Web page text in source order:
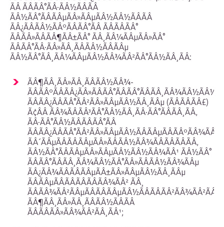
ÃÂ ÃÂÃÂ°ÃÂ·ÃÂ½ÃÂÃÂ
ÃÂ½ÃÂ°ÃÂÃÂµÃÂ»ÃÂµÃÂ½ÃÂ½ÃÂÃÂ
ÃÂ¿ÃÂÃÂ½ÃÂºÃÂÃÂ°ÃÂ ÃÂÃÂÃÂ°
ÃÂÃÂ»ÃÂÃÂ¶ÃÂ±ÃÂ° ÃÂ¸ÃÂ¼ÃÂµÃÂ»ÃÂ°
ÃÂÃÂ°ÃÂ·ÃÂ»ÃÂ¸ÃÂÃÂ½ÃÂÃÂµ
ÃÂ½ÃÂ°ÃÂ¸ÃÂ¼ÃÂµÃÂ½ÃÂ¾ÃÂ²ÃÂ°ÃÂ½ÃÂ¸ÃÂ:
ÃÂ¶ÃÂ¸ÃÂ»ÃÂ¸ÃÂÃÂ½ÃÂ¾-
ÃÂÃÂ¿ÃÂÃÂ°ÃÂ²ÃÂ»ÃÂµÃÂ½ÃÂ¸ÃÂµ (ÃÂÃÂ­ÃÂ£)
Ã¢ÂÂ ÃÂ¾ÃÂÃÂ³ÃÂ°ÃÂ½ÃÂ¸ÃÂ·ÃÂ°ÃÂÃÂ¸ÃÂ,
ÃÂ·ÃÂ°ÃÂ½ÃÂÃÂÃÂ°ÃÂ
ÃÂÃÂ¿ÃÂÃÂ°ÃÂ²ÃÂ»ÃÂµÃÂ½ÃÂÃÂµÃÂÃÂºÃÂ¾ÃÂ¹
ÃÂ´ÃÂµÃÂÃÂÃÂµÃÂ»ÃÂÃÂ½ÃÂ¾ÃÂÃÂÃÂÃÂ,
ÃÂ½ÃÂ°ÃÂÃÂµÃÂ»ÃÂµÃÂ½ÃÂ½ÃÂ¾ÃÂ¹ ÃÂ½ÃÂ°
ÃÂÃÂ°ÃÂÃÂ¸ÃÂ¾ÃÂ½ÃÂ°ÃÂ»ÃÂÃÂ½ÃÂ¾ÃÂµ
ÃÂ¿ÃÂ¾ÃÂÃÂÃÂµÃÂ±ÃÂ»ÃÂµÃÂ½ÃÂ¸ÃÂµ
ÃÂÃÂµÃÂÃÂÃÂÃÂÃÂ¾ÃÂ² ÃÂ¸
ÃÂ¶ÃÂ¸ÃÂ»ÃÂ¸ÃÂÃÂ½ÃÂÃÂ
ÃÂÃÂÃÂ»ÃÂ¾ÃÂ²ÃÂ¸ÃÂ¹;